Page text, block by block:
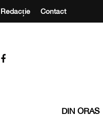
Redacție Contact
DIN ORAS